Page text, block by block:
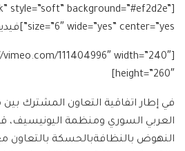
style=”soft” background=”#ef2d2e”
size=”6″ wide=”yes” center=”yes”]فيديو[/g_button]
111404996″ width=”240″
height=”260″]
في إطار اتفاقية التعاون المشترك بين
العربي السوري ومنظمة اليونيسيف،
النهوض بالنظافةبالحسكة بالتعاون